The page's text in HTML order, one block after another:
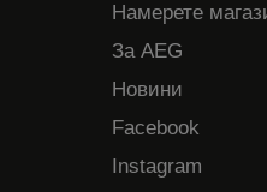
Намерете
За AEG
Новини
Facebook
Instagram